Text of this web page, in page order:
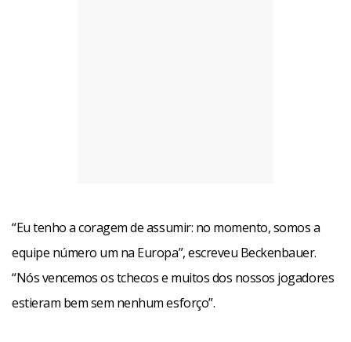
“Eu tenho a coragem de assumir: no momento, somos a
equipe número um na Europa”, escreveu Beckenbauer.
“Nós vencemos os tchecos e muitos dos nossos jogadores
estieram bem sem nenhum esforço”.